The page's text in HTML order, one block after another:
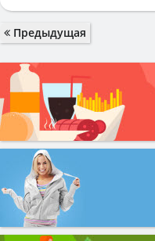
Предыдущая